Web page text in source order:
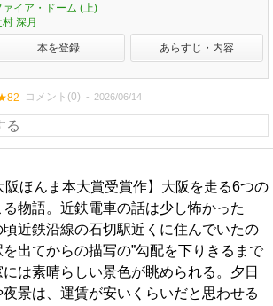
ァイア・ドーム (上)
村 深月
本を登録 あらすじ・内容
コメント(0) 2026/06/14
阪ほんま本大賞受賞作】大阪を走る6つの
物語。近鉄電車の話は少し怖かった
頃近鉄沿線の石切駅近くに住んでいたの
出てからの描写の”勾配を下りきるまで
は素晴らしい景色が眺められる。夕日
景は、運賃が安いくらいだと思わせる